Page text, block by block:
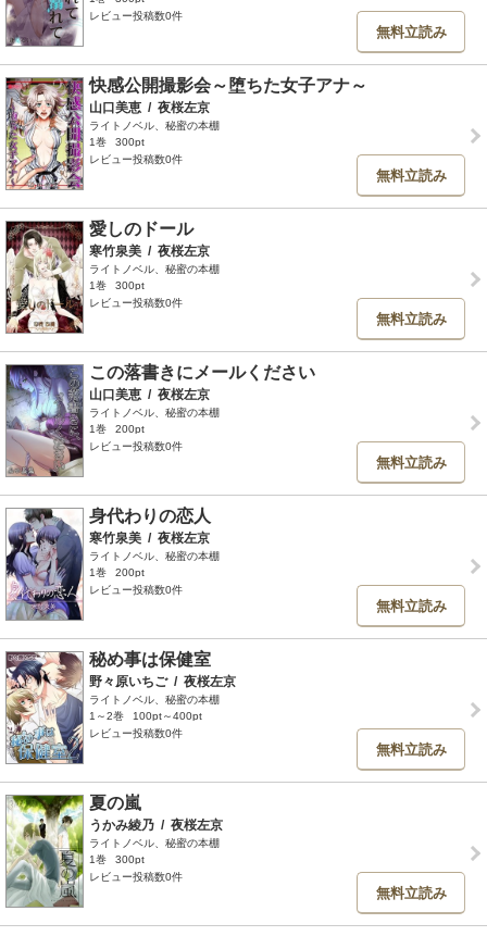
レビュー投稿数0件
無料立読み
快感公開撮影会～堕ちた女子アナ～
山口美恵 / 夜桜左京
ライトノベル、秘蜜の本棚
1巻
300pt
レビュー投稿数0件
無料立読み
愛しのドール
寒竹泉美 / 夜桜左京
ライトノベル、秘蜜の本棚
1巻
300pt
レビュー投稿数0件
無料立読み
この落書きにメールください
山口美恵 / 夜桜左京
ライトノベル、秘蜜の本棚
1巻
200pt
レビュー投稿数0件
無料立読み
身代わりの恋人
寒竹泉美 / 夜桜左京
ライトノベル、秘蜜の本棚
1巻
200pt
レビュー投稿数0件
無料立読み
秘め事は保健室
野々原いちご / 夜桜左京
ライトノベル、秘蜜の本棚
1～2巻
100pt～400pt
レビュー投稿数0件
無料立読み
夏の嵐
うかみ綾乃 / 夜桜左京
ライトノベル、秘蜜の本棚
1巻
300pt
レビュー投稿数0件
無料立読み